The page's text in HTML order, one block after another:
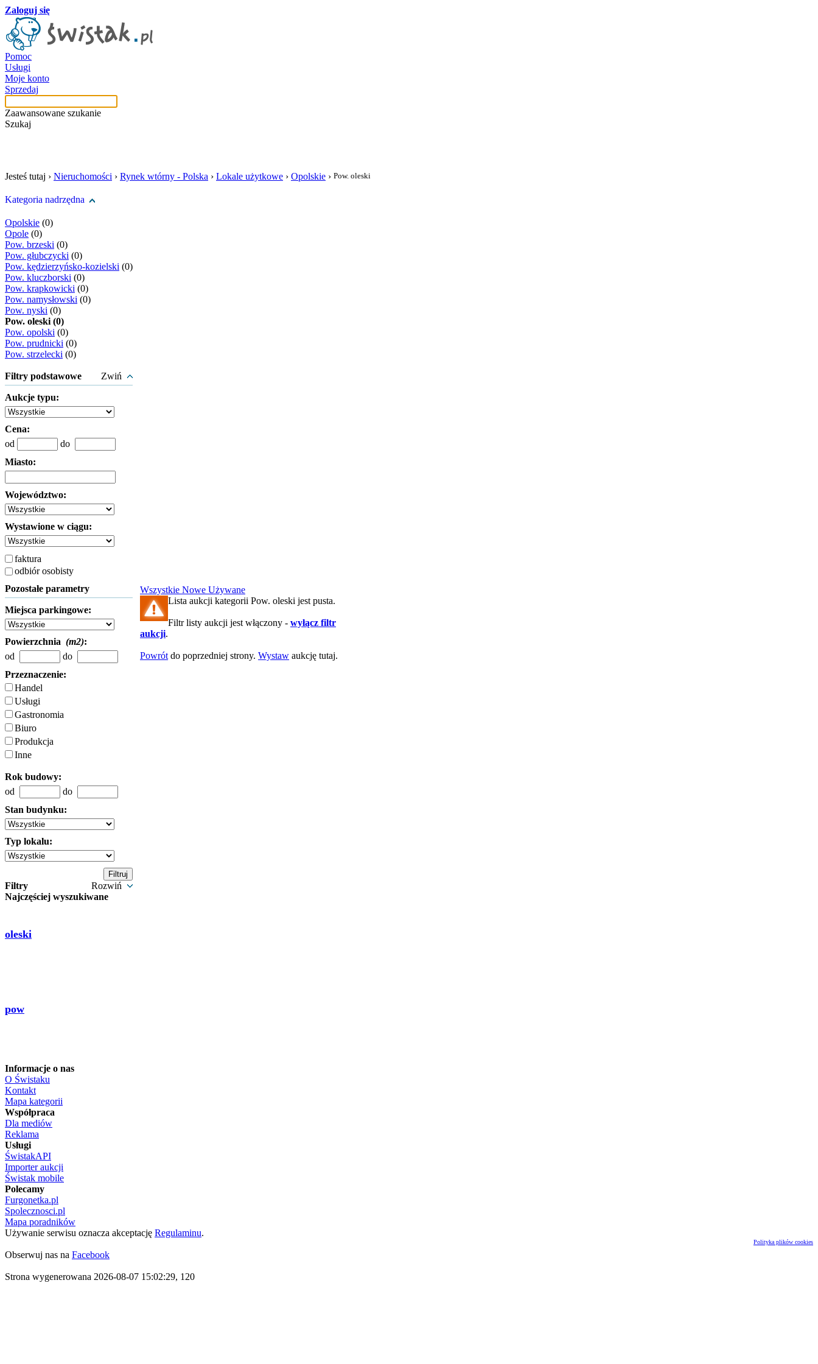
Zaloguj się
Pomoc
Usługi
Moje konto
Sprzedaj
Zaawansowane szukanie
Szukaj
Jesteś tutaj › Nieruchomości › Rynek wtórny - Polska › Lokale użytkowe › Opolskie › Pow. oleski
Kategoria nadrzędna
Opolskie (0)
Opole (0)
Pow. brzeski (0)
Pow. głubczycki (0)
Pow. kędzierzyńsko-kozielski (0)
Pow. kluczborski (0)
Pow. krapkowicki (0)
Pow. namysłowski (0)
Pow. nyski (0)
Pow. oleski (0)
Pow. opolski (0)
Pow. prudnicki (0)
Pow. strzelecki (0)
Filtry podstawowe Zwiń
Aukcje typu:
Cena:
od
do
Miasto:
Województwo:
Wystawione w ciągu:
faktura
odbiór osobisty
Pozostałe parametry
Miejsca parkingowe:
Powierzchnia (m2):
od
do
Przeznaczenie:
Handel
Usługi
Gastronomia
Biuro
Produkcja
Inne
Rok budowy:
od
do
Stan budynku:
Typ lokalu:
Filtry
Rozwiń
Najczęściej wyszukiwane
oleski
pow
Wszystkie Nowe Używane
Lista aukcji kategorii Pow. oleski jest pusta.
Filtr listy aukcji jest włączony - wyłącz filtr
aukcji.
Powrót do poprzedniej strony. Wystaw aukcję tutaj.
Informacje o nas
O Świstaku
Kontakt
Mapa kategorii
Współpraca
Dla mediów
Reklama
Usługi
ŚwistakAPI
Importer aukcji
Świstak mobile
Polecamy
Furgonetka.pl
Spolecznosci.pl
Mapa poradników
Używanie serwisu oznacza akceptację Regulaminu.
Polityka plików cookies
Obserwuj nas na Facebook
Strona wygenerowana 2026-08-07 15:02:29, 120